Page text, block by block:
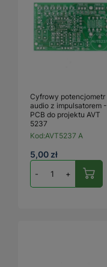
Cyfrowy potencjometr
audio z impulsatorem -
PCB do projektu AVT
5237
Kod:AVT5237 A
5,00 zł
- +